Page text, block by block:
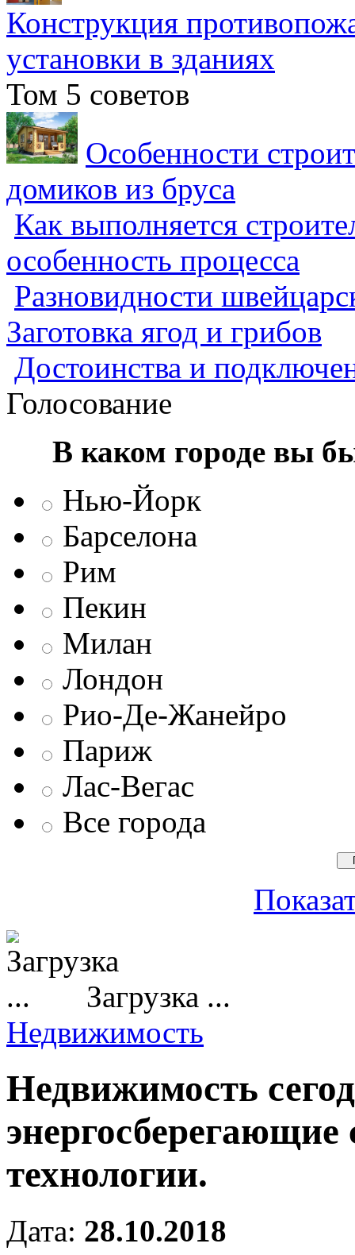
Конструкция
установки в зданиях
Том 5 советов
Особенности
домиков из бруса
Как выполняется
особенность процесса
Разновидности
Заготовка ягод и грибов
Достоинства и
Голосование
В каком городе вы
Нью-Йорк
Барселона
Рим
Пекин
Милан
Лондон
Рио-Де-Жанейро
Париж
Лас-Вегас
Все города
Загрузка ...
Недвижимость
Недвижимость
технологии.
Дата: 28.10.2018